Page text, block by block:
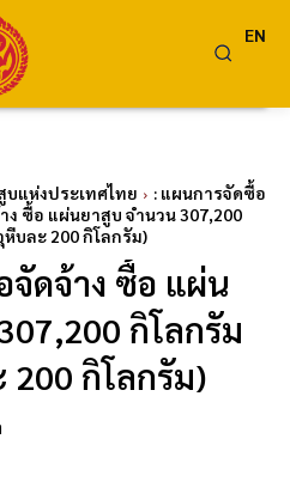
EN
แห่งประเทศไทย
: แผนการจัดซื้อ
ซื้อ แผ่นยาสูบ จำนวน 307,200
บละ 200 กิโลกรัม)
จัดจ้าง ซื้อ แผ่น
กิโลกรัม
200 กิโลกรัม)